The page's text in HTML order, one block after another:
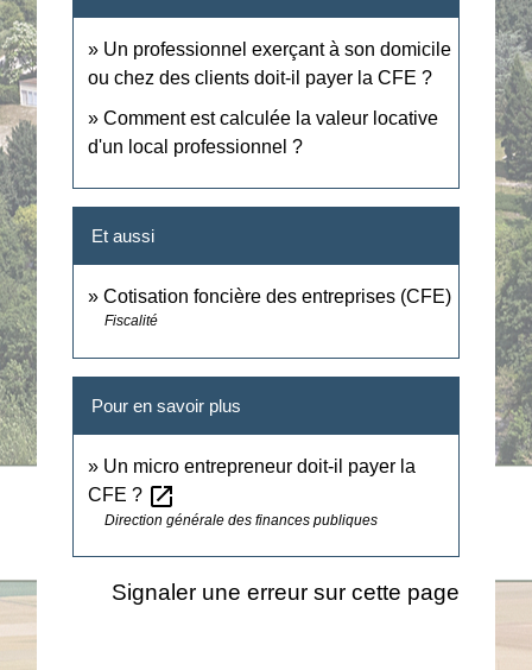
Un professionnel exerçant à son domicile
ou chez des clients doit-il payer la CFE ?
Comment est calculée la valeur locative
d'un local professionnel ?
Et aussi
Cotisation foncière des entreprises (CFE)
Fiscalité
Pour en savoir plus
Un micro entrepreneur doit-il payer la
CFE ? open_in_new
Direction générale des finances publiques
Signaler une erreur sur cette page